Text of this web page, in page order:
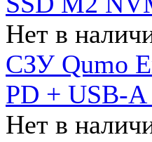
Нет в
СЗУ Qumo
PD + USB-
Нет в